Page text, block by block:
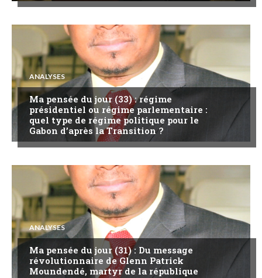
ANALYSES
Ma pensée du jour (33) : régime
présidentiel ou régime parlementaire :
quel type de régime politique pour le
Gabon d’après la Transition ?
ANALYSES
Ma pensée du jour (31) : Du message
révolutionnaire de Glenn Patrick
Moundendé, martyr de la république